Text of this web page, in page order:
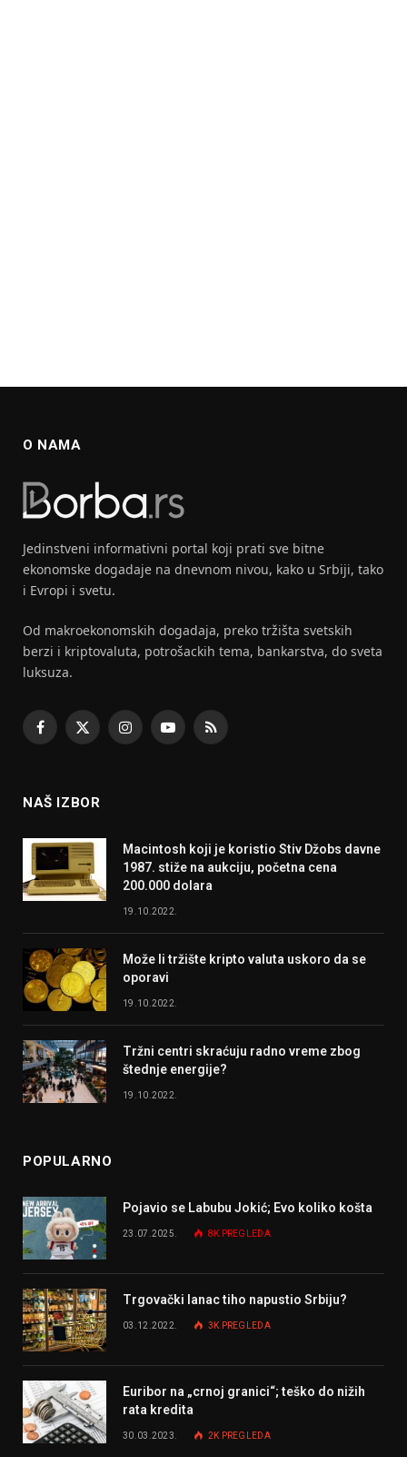
O NAMA
Jedinstveni informativni portal koji prati sve bitne
ekonomske dogadaje na dnevnom nivou, kako u Srbiji, tako
i Evropi i svetu.
Od makroekonomskih dogadaja, preko tržišta svetskih
berzi i kriptovaluta, potrošackih tema, bankarstva, do sveta
luksuza.
Facebook
X
InstagramYouTubeRSS
NAŠ IZBOR
Macintosh koji je koristio Stiv Džobs davne
1987. stiže na aukciju, početna cena
200.000 dolara
19.10.2022.
Može li tržište kripto valuta uskoro da se
oporavi
19.10.2022.
Tržni centri skraćuju radno vreme zbog
štednje energije?
19.10.2022.
POPULARNO
Pojavio se Labubu Jokić; Evo koliko košta
23.07.2025. 8K PREGLEDA
Trgovački lanac tiho napustio Srbiju?
03.12.2022. 3K PREGLEDA
Euribor na „crnoj granici“; teško do nižih
rata kredita
30.03.2023. 2K PREGLEDA